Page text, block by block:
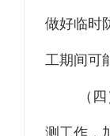
做好临时
工期间可
（